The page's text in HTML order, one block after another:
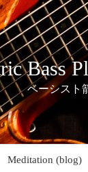
Bass
ベーシスト
Meditation (blog)